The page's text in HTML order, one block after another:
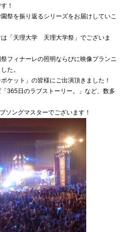
！
祭を振り返るシリーズをお届けしていこ
「天理大学 天理大学祭」でございま
フィナーレの照明ならびに映像プランニ
た。
ケット」の皆様にご出演頂きました！
365日のラブストーリー。」など、数多
ソングマスターでございます！